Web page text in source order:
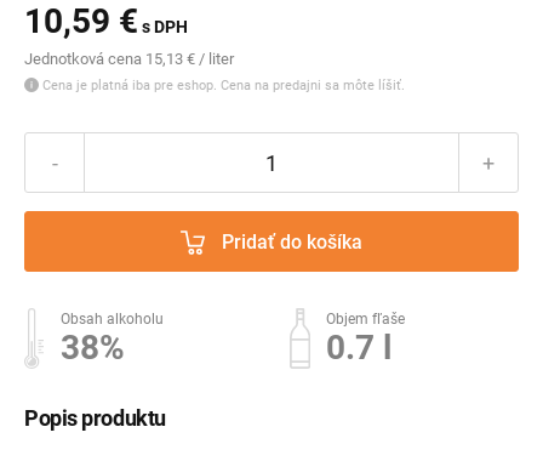
10,59 € s DPH
Jednotková cena 15,13 € / liter
Cena je platná iba pre eshop. Cena na predajni sa môte líšiť.
- +
Pridať do košíka
Obsah alkoholu
38%
Objem fľaše
0.7 l
Popis produktu